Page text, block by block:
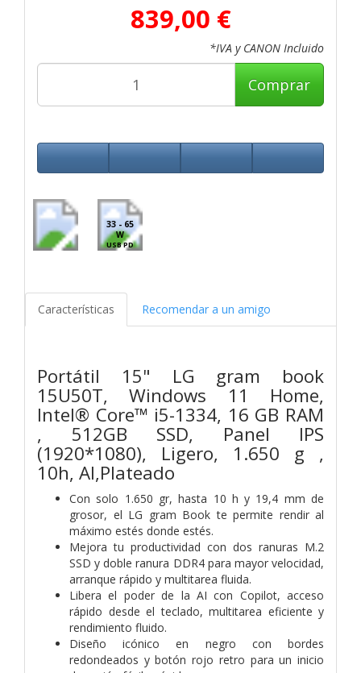
839,00 €
*IVA y CANON Incluido
Comprar
33 - 65
W
USB PD
Características Recomendar a un amigo
Portátil 15" LG gram book
15U50T, Windows 11 Home,
Intel® Core™ i5-1334, 16 GB RAM
, 512GB SSD, Panel IPS
(1920*1080), Ligero, 1.650 g ,
10h, AI,Plateado
Con solo 1.650 gr, hasta 10 h y 19,4 mm de
grosor, el LG gram Book te permite rendir al
máximo estés donde estés.
Mejora tu productividad con dos ranuras M.2
SSD y doble ranura DDR4 para mayor velocidad,
arranque rápido y multitarea fluida.
Libera el poder de la AI con Copilot, acceso
rápido desde el teclado, multitarea eficiente y
rendimiento fluido.
Diseño icónico en negro con bordes
redondeados y botón rojo retro para un inicio